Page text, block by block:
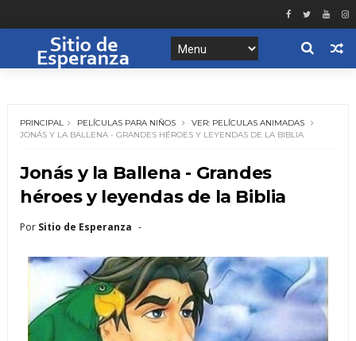
PRINCIPAL PELÍCULAS PARA NIÑOS
VER: PELÍCULAS ANIMADAS
JONÁS Y LA BALLENA - GRANDES HÉROES Y LEYENDAS DE LA BIBLIA
Jonás y la Ballena - Grandes
héroes y leyendas de la Biblia
Por Sitio de Esperanza